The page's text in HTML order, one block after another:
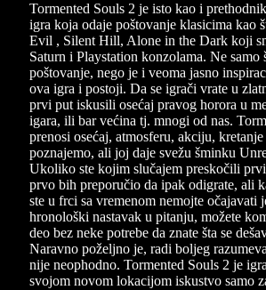
Tormented Souls 2 je isto kao i
igra koja odaje poštovanje klasicima kao
Evil , Silent Hill, Alone in the Dark koji
Saturn i Playstation konzolama. Ne samo
poštovanje, nego je i veoma jasno
ova igra i postoji. Da se igrači vrate u
prvi put iskusili osećaj pravog horora u
igara, ili bar većina tj. mnogi od nas.
prenosi osećaj, atmosferu, akciju,
poznajemo, ali joj daje svežu šminku
Ukoliko ste kojim slučajem preskočili
prvo bih preporučio da ipak odigrate, ali
ste u frci sa vremenom nemojte očajavati
hronološki nastavak u pitanju, možete
deo bez neke potrebe da znate šta se
Naravno poželjno je, radi boljeg
nije neophodno. Tormented Souls 2 je
svojom novom lokacijom iskustvo samo